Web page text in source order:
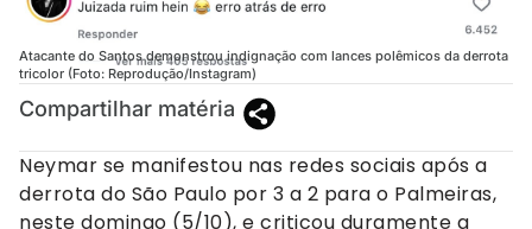
Atacante do Santos demonstrou indignação com lances polêmicos da derrota
tricolor (Foto: Reprodução/Instagram)
Compartilhar matéria
Neymar se manifestou nas redes sociais após a
derrota do São Paulo por 3 a 2 para o Palmeiras,
neste domingo (5/10), e criticou duramente a